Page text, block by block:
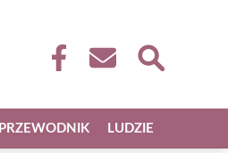
PRZEWODNIK LUDZIE